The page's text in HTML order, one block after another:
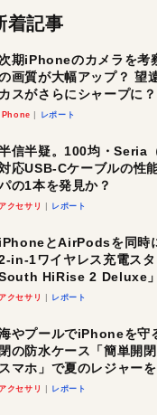
着記事
期iPhoneのカメラを考
画質が大幅アップ？ 望
カスがさらにシャープに？
レポート
信半疑。100均・Seria
応USB-Cケーブルの性
の1本を発見か？
アクセサリ レポート
iPhoneとAirPodsを同時
in-1ワイヤレス充電ス
HiRise 2 Deluxe
ースでおしゃれに充電した
アクセサリ レポート
やプールでiPhoneを守
閉の防水ケース「簡単開
スマホ」で夏のレジャー
アクセサリ レポート